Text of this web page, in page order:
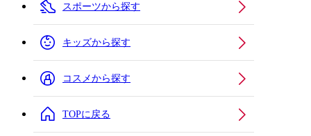
スポーツから探す
キッズから探す
コスメから探す
TOPに戻る